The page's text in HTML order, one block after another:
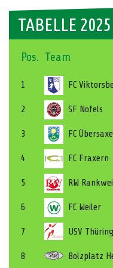
TABELLE 2025
Pos. Team
1 FC
2 SF Nofels
3 FC
4 FC Fraxern
5 RW
6 FC Weiler
7 USV
8 Bolzplatz